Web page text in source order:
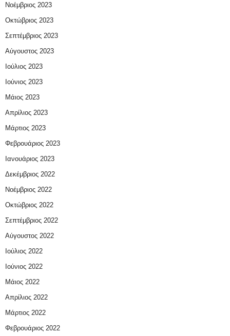
Νοέμβριος 2023
Οκτώβριος 2023
Σεπτέμβριος 2023
Αύγουστος 2023
Ιούλιος 2023
Ιούνιος 2023
Μάιος 2023
Απρίλιος 2023
Μάρτιος 2023
Φεβρουάριος 2023
Ιανουάριος 2023
Δεκέμβριος 2022
Νοέμβριος 2022
Οκτώβριος 2022
Σεπτέμβριος 2022
Αύγουστος 2022
Ιούλιος 2022
Ιούνιος 2022
Μάιος 2022
Απρίλιος 2022
Μάρτιος 2022
Φεβρουάριος 2022